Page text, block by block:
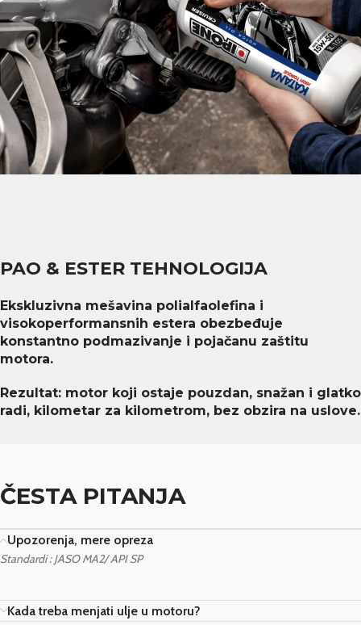
PAO & ESTER TEHNOLOGIJA
Ekskluzivna mešavina polialfaolefina i
visokoperformansnih estera obezbeđuje
konstantno podmazivanje i pojačanu zaštitu
motora.
Rezultat: motor koji ostaje pouzdan, snažan i glatko
radi, kilometar za kilometrom, bez obzira na uslove.
ČESTA PITANJA
Upozorenja, mere opreza
Standardi :JASO MA2/ API SP
Kada treba menjati ulje u motoru?